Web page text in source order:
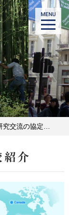
流の協定校紹介
紹介